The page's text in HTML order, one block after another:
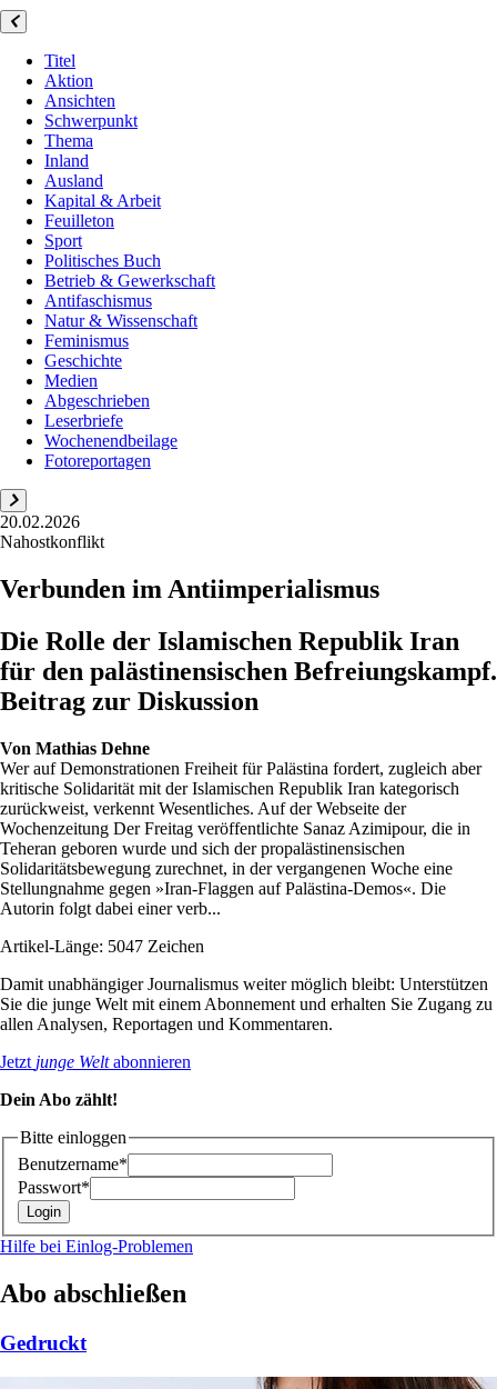
Titel
Aktion
Ansichten
Schwerpunkt
Thema
Inland
Ausland
Kapital & Arbeit
Feuilleton
Sport
Politisches Buch
Betrieb & Gewerkschaft
Antifaschismus
Natur & Wissenschaft
Feminismus
Geschichte
Medien
Abgeschrieben
Leserbriefe
Wochenendbeilage
Fotoreportagen
20.02.2026
Nahostkonflikt
Verbunden im Antiimperialismus
Die Rolle der Islamischen Republik Iran
für den palästinensischen Befreiungskampf.
Beitrag zur Diskussion
Von Mathias Dehne
Wer auf Demonstrationen Freiheit für Palästina fordert, zugleich aber
kritische Solidarität mit der Islamischen Republik Iran kategorisch
zurückweist, verkennt Wesentliches. Auf der Webseite der
Wochenzeitung Der Freitag veröffentlichte Sanaz Azimipour, die in
Teheran geboren wurde und sich der propalästinensischen
Solidaritätsbewegung zurechnet, in der vergangenen Woche eine
Stellungnahme gegen »Iran-Flaggen auf Palästina-Demos«. Die
Autorin folgt dabei einer verb...
Artikel-Länge: 5047 Zeichen
Damit unabhängiger Journalismus weiter möglich bleibt: Unterstützen
Sie die junge Welt mit einem Abonnement und erhalten Sie Zugang zu
allen Analysen, Reportagen und Kommentaren.
Jetzt junge Weltabonnieren
Dein Abo zählt!
Bitte einloggen
Benutzername*
Passwort*
Hilfe bei Einlog-Problemen
Abo abschließen
Gedruckt